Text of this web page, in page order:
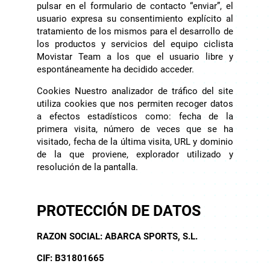
pulsar en el formulario de contacto “enviar”, el
usuario expresa su consentimiento explícito al
tratamiento de los mismos para el desarrollo de
los productos y servicios del equipo ciclista
Movistar Team a los que el usuario libre y
espontáneamente ha decidido acceder.
Cookies Nuestro analizador de tráfico del site
utiliza cookies que nos permiten recoger datos
a efectos estadísticos como: fecha de la
primera visita, número de veces que se ha
visitado, fecha de la última visita, URL y dominio
de la que proviene, explorador utilizado y
resolución de la pantalla.
PROTECCIÓN DE DATOS
RAZON SOCIAL: ABARCA SPORTS, S.L.
CIF: B31801665